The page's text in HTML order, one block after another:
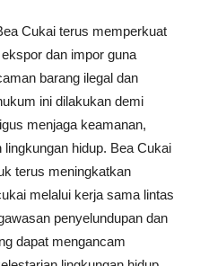
Cukai terus memperkuat
dan impor guna
barang ilegal dan
ini dilakukan demi
menjaga keamanan,
hidup. Bea Cukai
terus meningkatkan
melalui kerja sama lintas
penyelundupan dan
dapat mengancam